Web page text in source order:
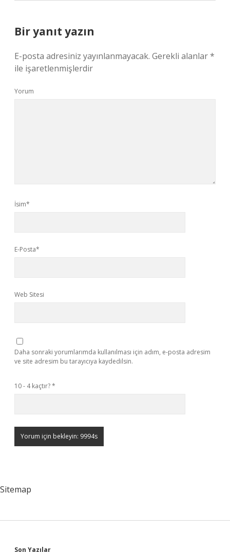
Bir yanıt yazın
E-posta adresiniz yayınlanmayacak. Gerekli alanlar*
ile işaretlenmişlerdir
Yorum
İsim*
E-Posta*
Web Sitesi
Daha sonraki yorumlarımda kullanılması için adım, e-posta adresim
ve site adresim bu tarayıcıya kaydedilsin.
10 - 4 kaçtır?*
Sitemap
Son Yazılar